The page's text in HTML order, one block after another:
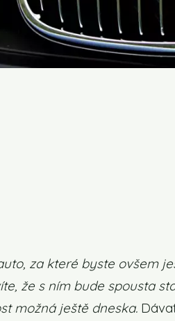
za které byste ovšem
že s ním bude spousta
možná ještě dneska.